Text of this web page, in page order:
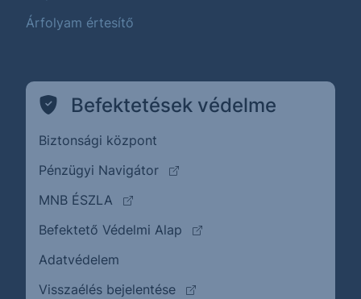
Árfolyam értesítő
Befektetések védelme
Biztonsági központ
Pénzügyi Navigátor
(külső oldalra ugrik)
MNB ÉSZLA
(külső oldalra ugrik)
Befektető Védelmi Alap
(külső oldalra ugrik)
Adatvédelem
Visszaélés bejelentése
(külső oldalra ugrik)